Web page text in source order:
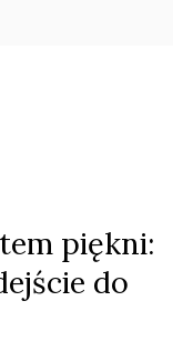
piękni:
do